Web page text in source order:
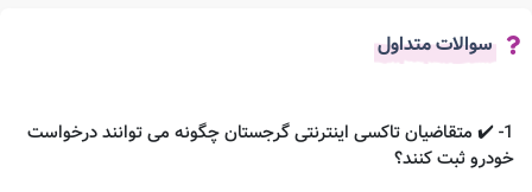
سوالات متداول
1- ✔️ متقاضیان تاکسی اینترنتی گرجستان چگونه می توانند درخواست
خودرو ثبت کنند؟